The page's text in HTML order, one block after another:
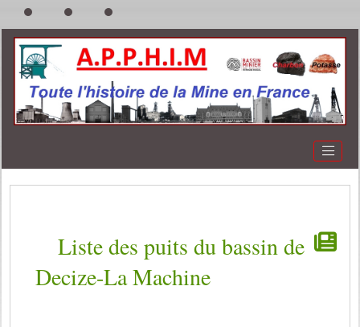
Liste des puits du bassin de
Decize-La Machine